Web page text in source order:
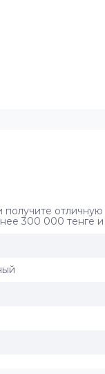
300 000 тенге